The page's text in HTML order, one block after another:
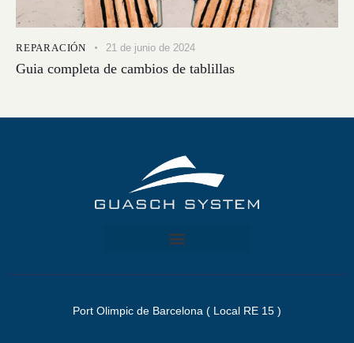
REPARACIÓN 21 de junio de 2024
Guia completa de cambios de tablillas
Port Olimpic de Barcelona ( Local RE 15 )